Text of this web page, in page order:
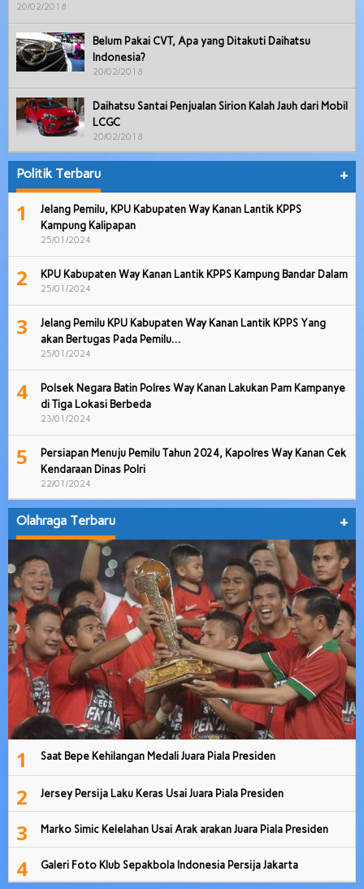
20/02/2018
Belum Pakai CVT, Apa yang Ditakuti Daihatsu
Indonesia?
20/02/2018
Daihatsu Santai Penjualan Sirion Kalah Jauh dari Mobil
LCGC
20/02/2018
Politik Terbaru +
1
Jelang Pemilu, KPU Kabupaten Way Kanan Lantik KPPS
Kampung Kalipapan
25/01/2024
2 KPU Kabupaten Way Kanan Lantik KPPS Kampung Bandar Dalam
25/01/2024
3
Jelang Pemilu KPU Kabupaten Way Kanan Lantik KPPS Yang
akan Bertugas Pada Pemilu…
25/01/2024
4
Polsek Negara Batin Polres Way Kanan Lakukan Pam Kampanye
di Tiga Lokasi Berbeda
23/01/2024
5
Persiapan Menuju Pemilu Tahun 2024, Kapolres Way Kanan Cek
Kendaraan Dinas Polri
22/01/2024
Olahraga Terbaru +
1 Saat Bepe Kehilangan Medali Juara Piala Presiden
2 Jersey Persija Laku Keras Usai Juara Piala Presiden
3 Marko Simic Kelelahan Usai Arak arakan Juara Piala Presiden
4 Galeri Foto Klub Sepakbola Indonesia Persija Jakarta